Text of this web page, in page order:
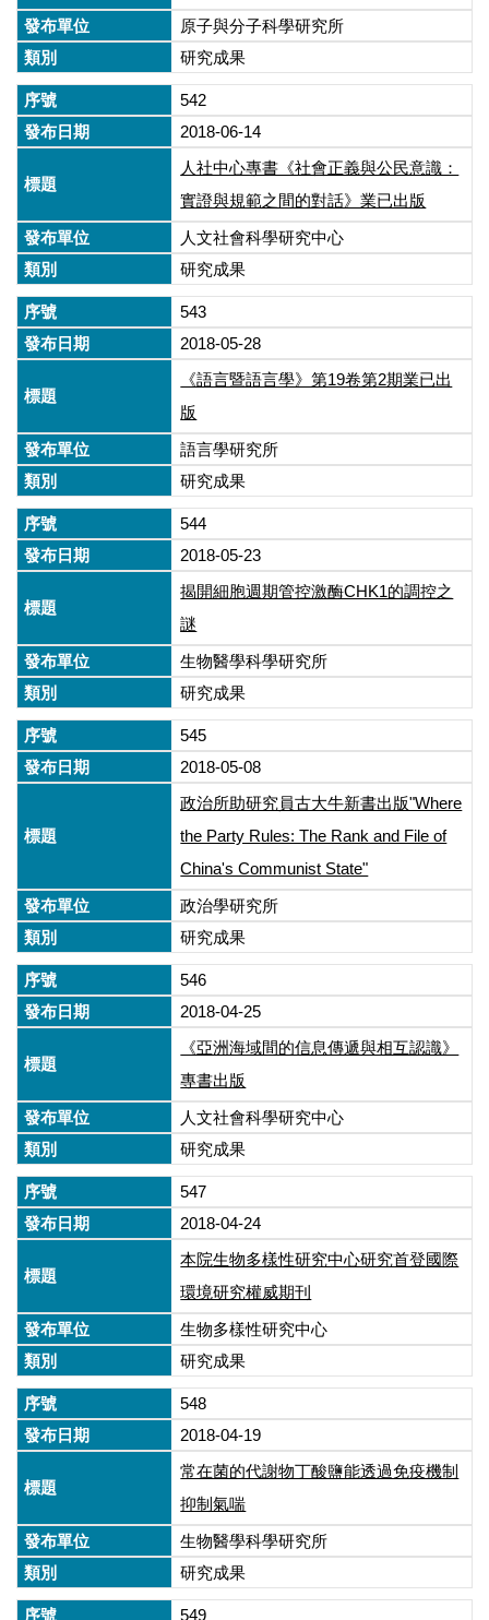
原子與分子科學研究所
研究成果
542
2018-06-14
人社中心專書《社會正義與公民意識：
實證與規範之間的對話》業已出版
人文社會科學研究中心
研究成果
543
2018-05-28
《語言暨語言學》第19卷第2期業已出
版
語言學研究所
研究成果
544
2018-05-23
揭開細胞週期管控激酶CHK1的調控之
謎
生物醫學科學研究所
研究成果
545
2018-05-08
政治所助研究員古大牛新書出版"Where
the Party Rules: The Rank and File of
China's Communist State"
政治學研究所
研究成果
546
2018-04-25
《亞洲海域間的信息傳遞與相互認識》
專書出版
人文社會科學研究中心
研究成果
547
2018-04-24
本院生物多樣性研究中心研究首登國際
環境研究權威期刊
生物多樣性研究中心
研究成果
548
2018-04-19
常在菌的代謝物丁酸鹽能透過免疫機制
抑制氣喘
生物醫學科學研究所
研究成果
549